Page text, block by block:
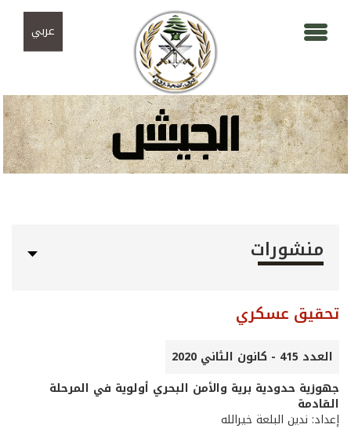
عربي
منشورات
تحقيق عسكري
العدد 415 - كانون الثاني 2020
جهوزية حدودية برية والأمن البحري أولوية في المرحلة
القادمة
إعداد: ندين البلعة خيرالله